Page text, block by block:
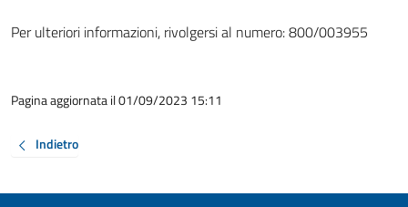
Per ulteriori informazioni, rivolgersi al numero: 800/003955
Pagina aggiornata il 01/09/2023 15:11
Indietro